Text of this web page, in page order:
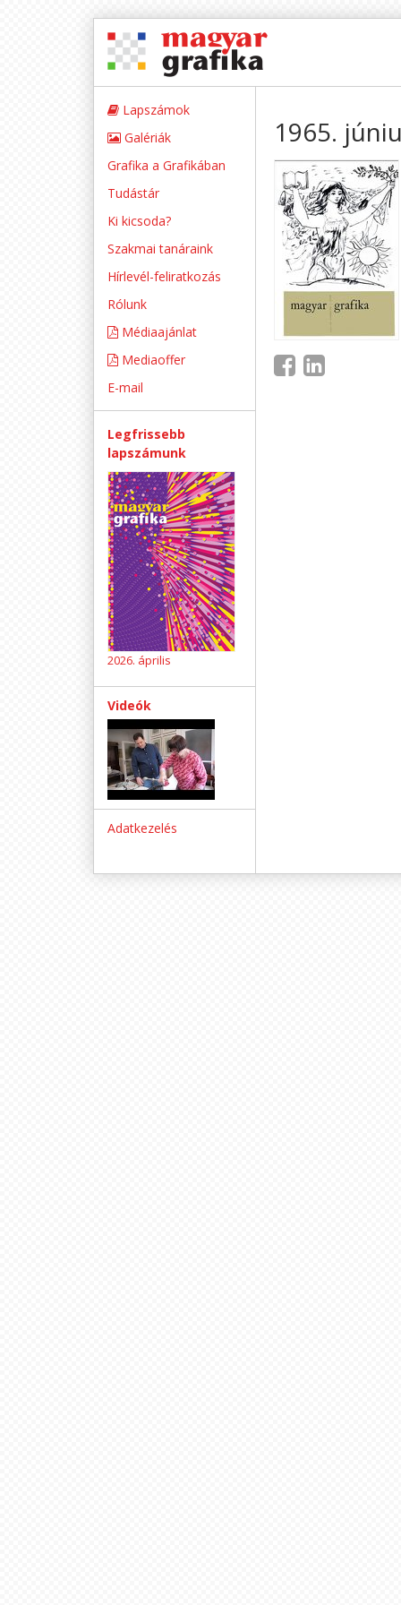
1965.
Lapszámok
Galériák
Grafika a Grafikában
Tudástár
Ki kicsoda?
Szakmai tanáraink
Hírlevél-feliratkozás
Rólunk
Médiaajánlat
Mediaoffer
E-mail
Legfrissebb
lapszámunk
2026. április
Videók
Adatkezelés